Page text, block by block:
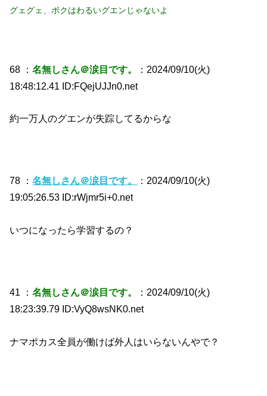
グェグェ、ボクはわるいグエンじゃないよ
68 ：名無しさん＠涙目です。
：2024/09/10(火)
18:48:12.41 ID:FQejUJJn0.net
約一万人のグエンが失踪してるからな
78 ：名無しさん＠涙目です。
：2024/09/10(火)
19:05:26.53 ID:rWjmr5i+0.net
いつになったら学習するの？
41 ：名無しさん＠涙目です。
：2024/09/10(火)
18:23:39.79 ID:VyQ8wsNK0.net
ナマポカス全員が働けば外人はいらないんやで？